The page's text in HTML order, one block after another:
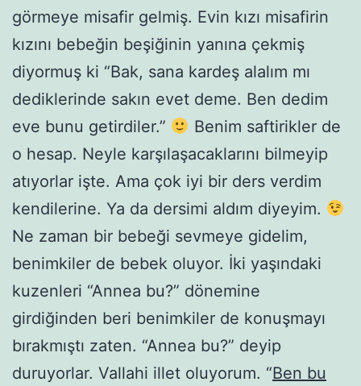
görmeye misafir gelmiş. Evin kızı misafirin
kızını bebeğin beşiğinin yanına çekmiş
diyormuş ki “Bak, sana kardeş alalım mı
dediklerinde sakın evet deme. Ben dedim
eve bunu getirdiler.”
Benim saftirikler de
o hesap. Neyle karşılaşacaklarını bilmeyip
atıyorlar işte. Ama çok iyi bir ders verdim
kendilerine. Ya da dersimi aldım diyeyim.
Ne zaman bir bebeği sevmeye gidelim,
benimkiler de bebek oluyor. İki yaşındaki
kuzenleri “Annea bu?” dönemine
girdiğinden beri benimkiler de konuşmayı
bırakmıştı zaten. “Annea bu?” deyip
duruyorlar. Vallahi illet oluyorum. “Ben bu